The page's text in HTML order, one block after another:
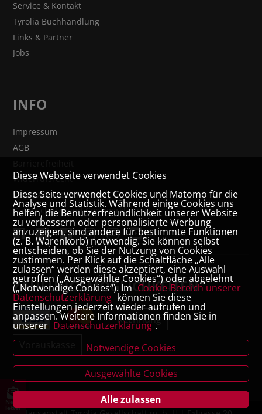
letter
Service & Kontakt
Tyrolia Buchhandlung
Links & Partner
Jobs
INFO
Impressum
AGB
Widerrufsrecht
VERTRAG WIDERRUFEN
Datenschutz- und Cookieerklärung
ZAHLUNGSMÖGLICHKEITEN
Rechnung
Vorauskasse
Diese Webseite verwendet Cookies
Diese Seite verwendet Cookies und Matomo für die
Analyse und Statistik. Während einige Cookies uns
helfen, die Benutzerfreundlichkeit unserer Website
zu verbessern oder personalisierte Werbung
anzuzeigen, sind andere für bestimmte Funktionen
(z. B. Warenkorb) notwendig. Sie können selbst
entscheiden, ob Sie der Nutzung von Cookies
zustimmen. Per Klick auf die Schaltfläche „Alle
zulassen“ werden diese akzeptiert, eine Auswahl
getroffen („Ausgewählte Cookies“) oder abgelehnt
(„Notwendige Cookies“). Im Cookie-Bereich unserer
Datenschutzerklärung können Sie diese
Einstellungen jederzeit wieder aufrufen und
anpassen. Weitere Informationen finden Sie in
unserer Datenschutzerklärung .
Notwendige Cookies
Ausgewählte Cookies
Alle zulassen